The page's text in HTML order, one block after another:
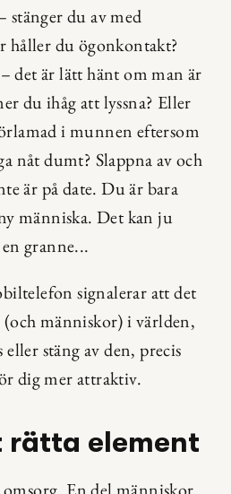
stänger du av med
håller du ögonkontakt?
det är lätt hänt om man är
du ihåg att lyssna? Eller
i munnen eftersom
nåt dumt? Slappna av och
är på date. Du är bara
människa. Det kan ju
granne...
signalerar att det
människor) i världen,
eller stäng av den, precis
dig mer attraktiv.
rätta element